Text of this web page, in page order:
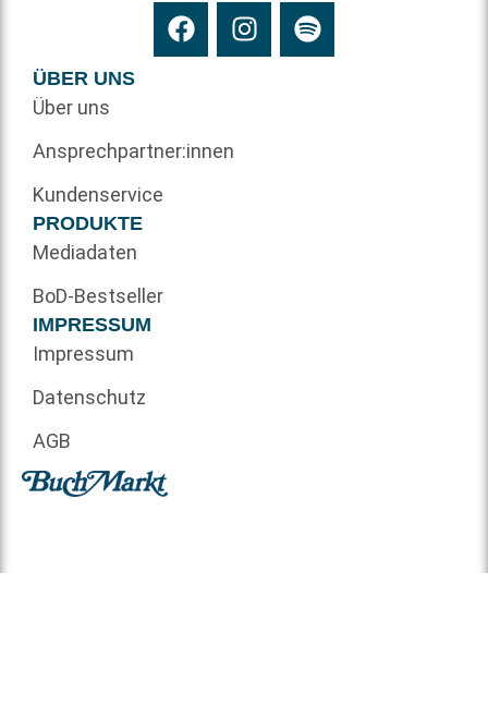
ÜBER UNS
Über uns
Ansprechpartner:innen
Kundenservice
PRODUKTE
Mediadaten
BoD-Bestseller
IMPRESSUM
Impressum
Datenschutz
AGB